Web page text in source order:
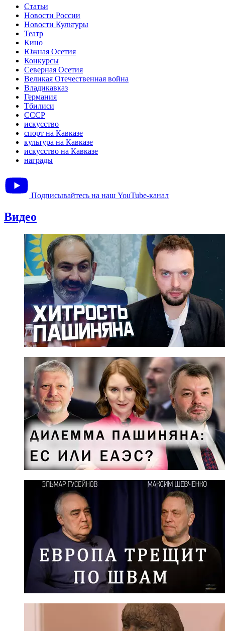
Статьи
Новости России
Новости Культуры
Театр
Кино
Южная Осетия
Конкурсы
Северная Осетия
Великая Отечественная война
Владикавказ
Германия
Тбилиси
СССР
искусство
спорт на Кавказе
культура на Кавказе
искусство на Кавказе
награды
Подписывайтесь на наш YouTube-канал
Видео